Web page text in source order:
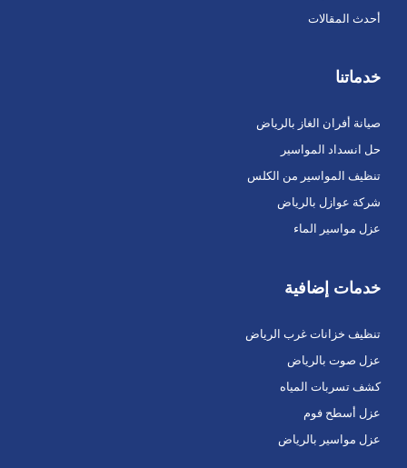
أحدث المقالات
خدماتنا
صيانة أفران الغاز بالرياض
حل انسداد المواسير
تنظيف المواسير من الكلس
شركة عوازل بالرياض
عزل مواسير الماء
خدمات إضافية
تنظيف خزانات غرب الرياض
عزل صوت بالرياض
كشف تسربات المياه
عزل أسطح فوم
عزل مواسير بالرياض